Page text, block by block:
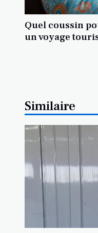
Quel coussin
un voyage
Similaire